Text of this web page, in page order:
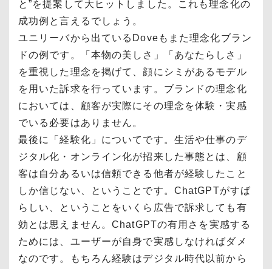
と”を提案して大ヒットしました。これも理念化の
成功例と言えるでしょう。
ユニリーバから出ているDoveもまた理念化ブラン
ドの例です。「本物の美しさ」「あなたらしさ」
を重視した理念を掲げて、顔にシミがあるモデル
を用いた訴求を行っています。ブランドの理念化
においては、顧客が実際にその理念を体験・実感
でいる必要はありません。
最後に「経験化」についてです。生活や仕事のデ
ジタル化・オンライン化が招来した事態とは、顧
客は自分あるいは信頼できる他者が経験したこと
しか信じない、ということです。ChatGPTがすば
らしい、ということをいくら広告で訴求しても有
効とは思えません。ChatGPTの有用さを実感する
ためには、ユーザーが自身で実感しなければダメ
なのです。もちろん経験はデジタル時代以前から